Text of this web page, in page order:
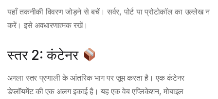
यहाँ तकनीकी विवरण जोड़ने से बचें। सर्वर, पोर्ट या प्रोटोकॉल का उल्लेख न
करें। इसे अवधारणात्मक रखें।
स्तर 2: कंटेनर
अगला स्तर प्रणाली के आंतरिक भाग पर ज़ूम करता है। एक कंटेनर
डेप्लॉयमेंट की एक अलग इकाई है। यह एक वेब एप्लिकेशन, मोबाइल